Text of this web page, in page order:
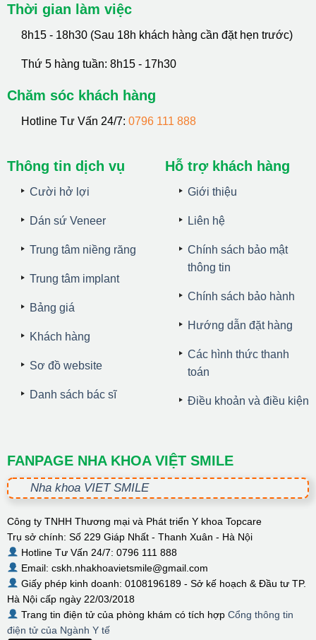
Thời gian làm việc
8h15 - 18h30 (Sau 18h khách hàng cần đặt hẹn trước)
Thứ 5 hàng tuần: 8h15 - 17h30
Chăm sóc khách hàng
Hotline Tư Vấn 24/7: 0796 111 888
Thông tin dịch vụ
Cười hở lợi
Dán sứ Veneer
Trung tâm niềng răng
Trung tâm implant
Bảng giá
Khách hàng
Sơ đồ website
Danh sách bác sĩ
Hỗ trợ khách hàng
Giới thiệu
Liên hệ
Chính sách bảo mật
thông tin
Chính sách bảo hành
Hướng dẫn đặt hàng
Các hình thức thanh
toán
Điều khoản và điều kiện
FANPAGE NHA KHOA VIỆT SMILE
Nha khoa VIET SMILE
Công ty TNHH Thương mại và Phát triển Y khoa Topcare
Trụ sở chính: Số 229 Giáp Nhất - Thanh Xuân - Hà Nội
Hotline Tư Vấn 24/7: 0796 111 888
Email: cskh.nhakhoavietsmile@gmail.com
Giấy phép kinh doanh: 0108196189 - Sở kế hoạch & Đầu tư TP.
Hà Nội cấp ngày 22/03/2018
Trang tin điện tử của phòng khám có tích hợp Cổng thông tin
điện tử của Ngành Y tế